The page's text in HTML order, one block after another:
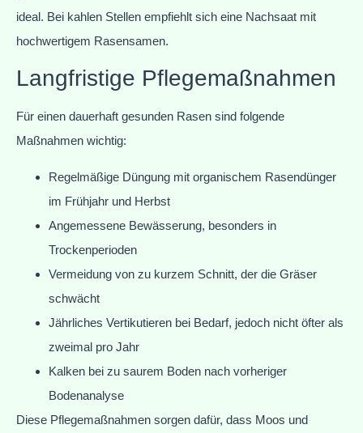
ideal. Bei kahlen Stellen empfiehlt sich eine Nachsaat mit
hochwertigem Rasensamen.
Langfristige Pflegemaßnahmen
Für einen dauerhaft gesunden Rasen sind folgende
Maßnahmen wichtig:
Regelmäßige Düngung mit organischem Rasendünger
im Frühjahr und Herbst
Angemessene Bewässerung, besonders in
Trockenperioden
Vermeidung von zu kurzem Schnitt, der die Gräser
schwächt
Jährliches Vertikutieren bei Bedarf, jedoch nicht öfter als
zweimal pro Jahr
Kalken bei zu saurem Boden nach vorheriger
Bodenanalyse
Diese Pflegemaßnahmen sorgen dafür, dass Moos und